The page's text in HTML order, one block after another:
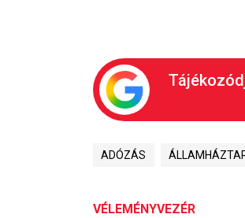
ADÓZÁS
VÉLEMÉNYVEZÉR